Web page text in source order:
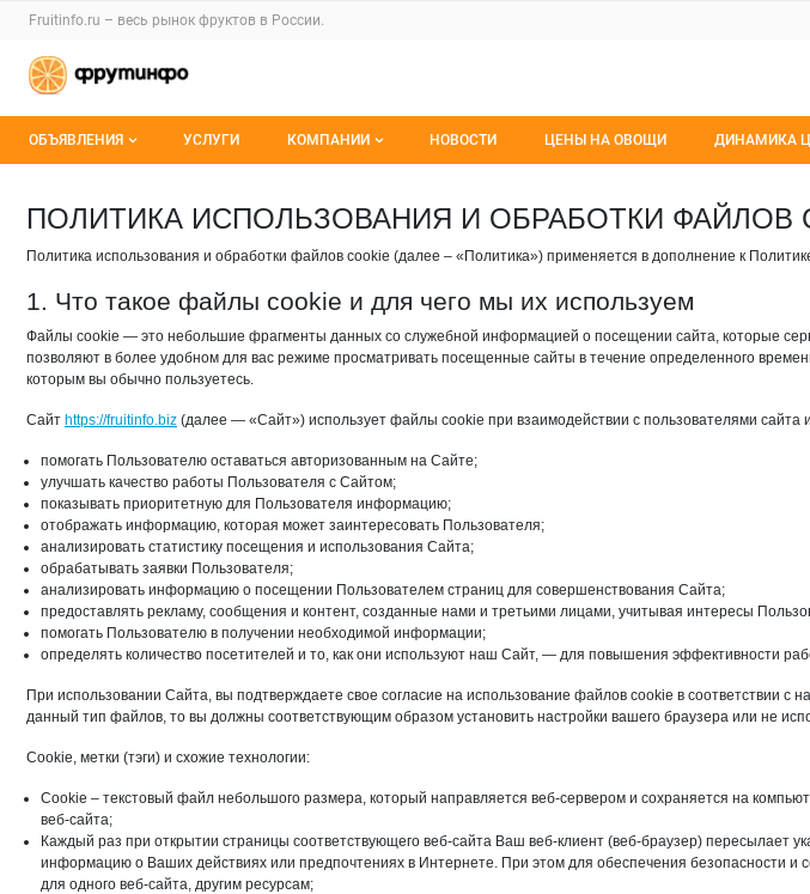
Раздел навигации по сайту fruitinfo.ru
Fruitinfo.ru – весь рынок фруктов в России.
Авторизация и меню пользователя
Навигация по разделам сайта fruitinfo.ru
ОБЪЯВЛЕНИЯ УСЛУГИ КОМПАНИИ
О каталоге компаний
Премиум размещение
НОВОСТИ ЦЕНЫ НА ОВОЩИ ДИНАМИКА
ПОЛИТИКА ИСПОЛЬЗОВАНИЯ И ОБРАБОТКИ ФАЙЛОВ
Политика использования и обработки файлов cookie (далее – «Политика») применяется в дополнение к
1. Что такое файлы cookie и для чего мы их используем
Файлы cookie — это небольшие фрагменты данных со служебной информацией о посещении сайта, которые
позволяют в более удобном для вас режиме просматривать посещенные сайты в течение определенного
которым вы обычно пользуетесь.
Сайт https://fruitinfo.biz (далее — «Сайт») использует файлы cookie при взаимодействии с пользователями
помогать Пользователю оставаться авторизованным на Сайте;
улучшать качество работы Пользователя с Сайтом;
показывать приоритетную для Пользователя информацию;
отображать информацию, которая может заинтересовать Пользователя;
анализировать статистику посещения и использования Сайта;
обрабатывать заявки Пользователя;
анализировать информацию о посещении Пользователем страниц для совершенствования Сайта;
предоставлять рекламу, сообщения и контент, созданные нами и третьими лицами, учитывая интересы
помогать Пользователю в получении необходимой информации;
определять количество посетителей и то, как они используют наш Сайт, — для повышения эффективности
При использовании Сайта, вы подтверждаете свое согласие на использование файлов cookie в соответствии
данный тип файлов, то вы должны соответствующим образом установить настройки вашего браузера или не
Cookie, метки (тэги) и схожие технологии:
Cookie – текстовый файл небольшого размера, который направляется веб-сервером и сохраняется на
веб-сайта;
Каждый раз при открытии страницы соответствующего веб-сайта Ваш веб-клиент (веб-браузер) пересылает
информацию о Ваших действиях или предпочтениях в Интернете. При этом для обеспечения безопасности
для одного веб-сайта, другим ресурсам;